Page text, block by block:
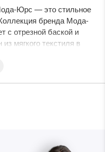
Юрс — это стильное
бренда Мода-
с отрезной баской и
мягкого текстиля в
на пуговицы. Юбка